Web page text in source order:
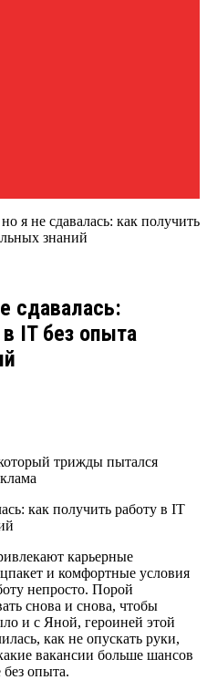
я не сдавалась: как получить
знаний
сдавалась:
IT без опыта
трижды пытался
карьерные
и комфортные условия
непросто. Порой
снова и снова, чтобы
и с Яной, героиней этой
как не опускать руки,
вакансии больше шансов
без опыта.